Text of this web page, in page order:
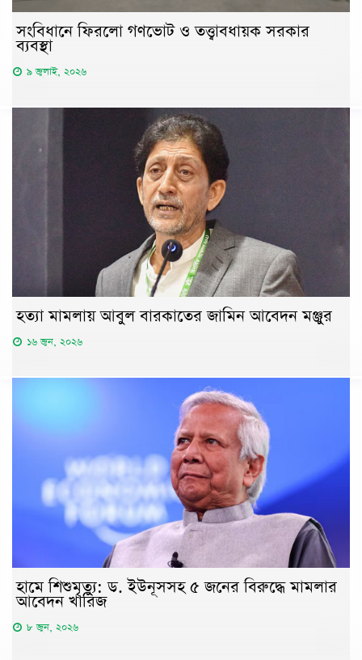
সংবিধানে ফিরলো গণভোট ও তত্ত্বাবধায়ক সরকার
ব্যবস্থা
৯ জুলাই, ২০২৬
হত্যা মামলায় আবুল বারকাতের জামিন আবেদন মঞ্জুর
১৬ জুন, ২০২৬
হামে শিশুমৃত্যু: ড. ইউনূসসহ ৫ জনের বিরুদ্ধে মামলার
আবেদন খারিজ
৮ জুন, ২০২৬